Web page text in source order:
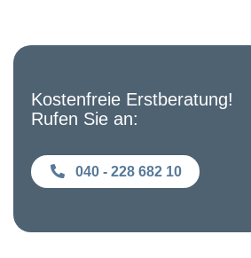
Kostenfreie Erstberatung!
Rufen Sie an:
040 - 228 682 10